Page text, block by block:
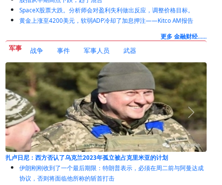
SpaceX股票大跌。分析师会对盈利失利做出反应，调整价格目标。
黄金上涨至4200美元，软弱ADP冷却了加息押注——Kitco AM报告
更多 金融财经......
军事 战争 事件 军事人员 武器
扎卢日尼：西方否认了乌克兰2023年孤立被占克里米亚的计划
伊朗刚刚收到了一个最后期限：特朗普表示，必须在周二前与阿曼达成
协议，否则将面临他所称的斩首打击